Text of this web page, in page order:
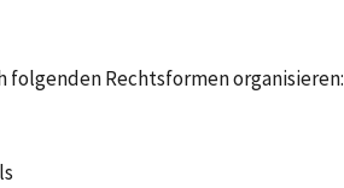
folgenden Rechtsformen organisieren: